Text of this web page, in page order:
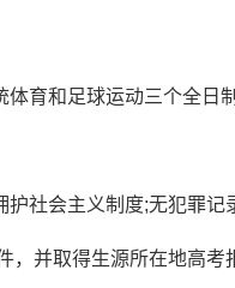
和足球运动三个全日
会主义制度;无犯罪记
并取得生源所在地高考